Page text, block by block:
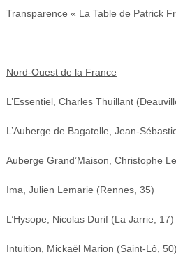
Transparence « La Table de Patrick
Nord-Ouest de la France
L’Essentiel, Charles Thuillant
L’Auberge de Bagatelle, Jean-
Auberge Grand’Maison, Christophe
Ima, Julien Lemarie (Rennes, 35)
L’Hysope, Nicolas Durif (La Jarrie, 17)
Intuition, Mickaël Marion (Saint-Lô, 50)